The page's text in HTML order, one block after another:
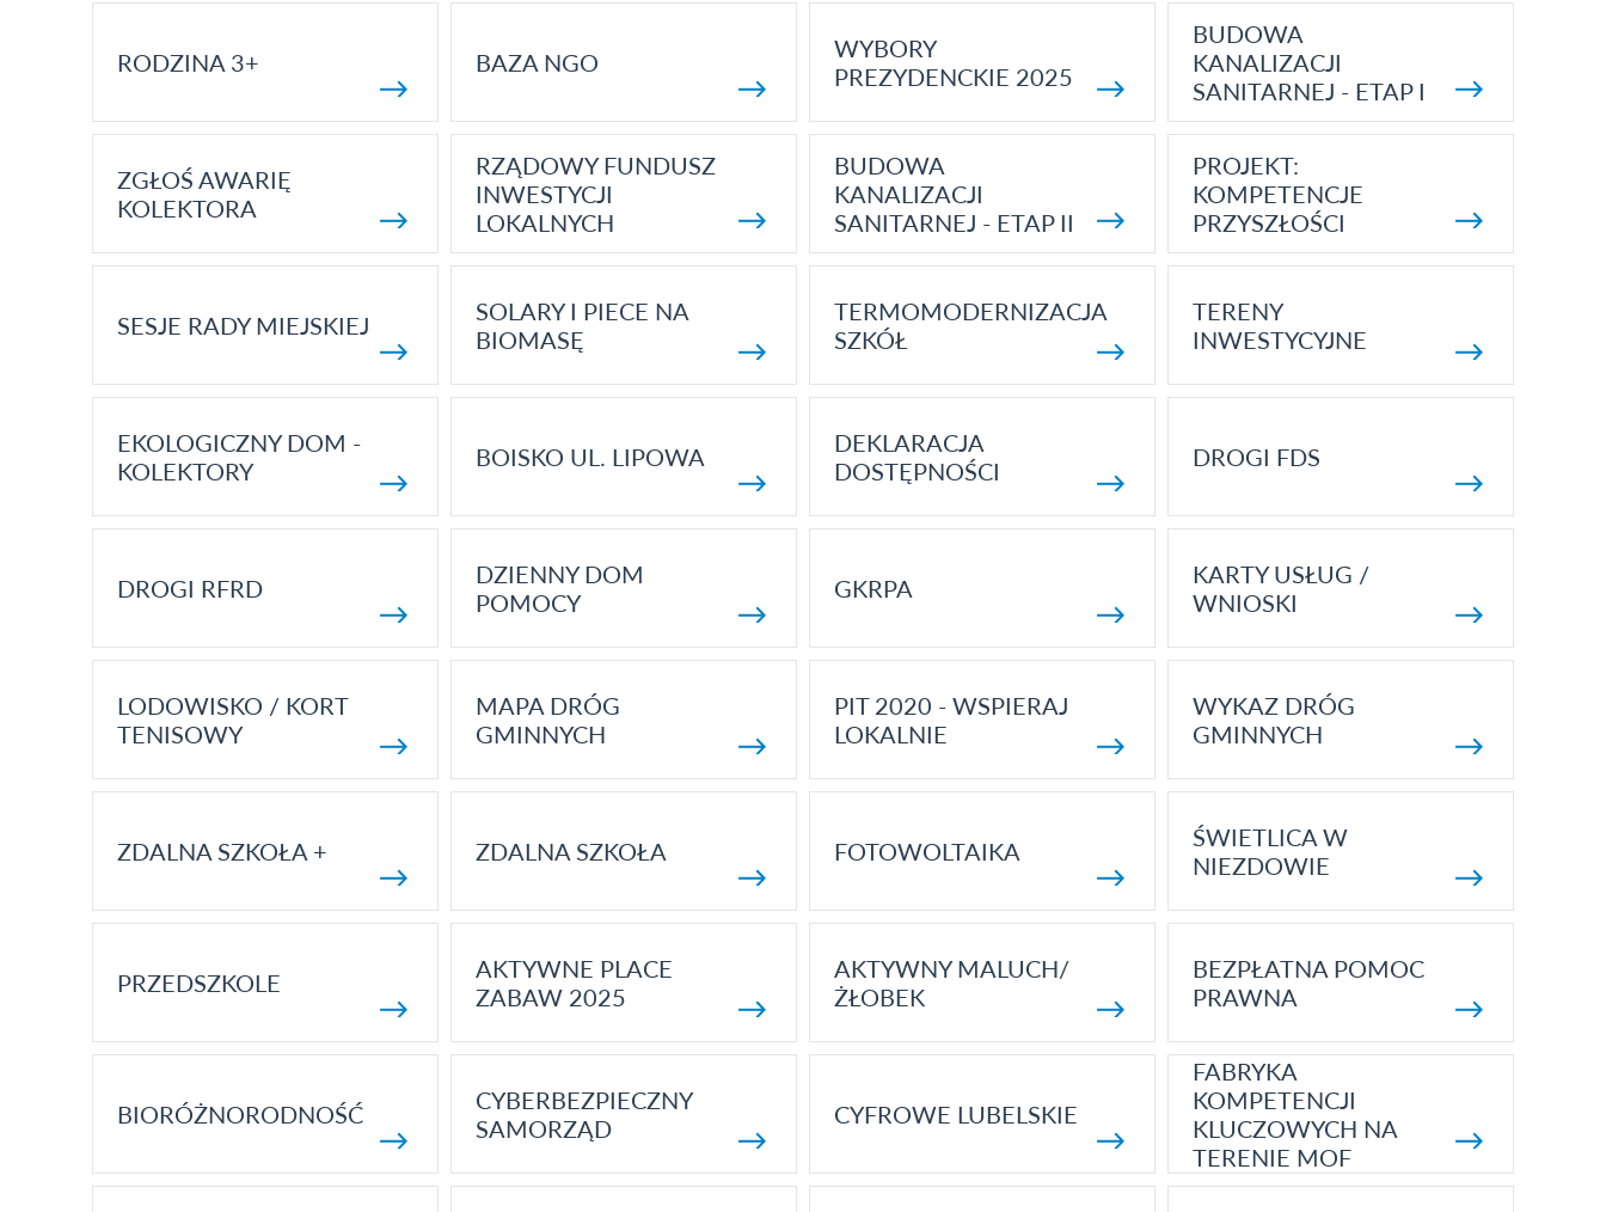
RODZINA 3+ BAZA NGO
WYBORY
PREZYDENCKIE 2025
BUDOWA
KANALIZACJI
SANITARNEJ - ETAP I
ZGŁOŚ AWARIĘ
KOLEKTORA
RZĄDOWY FUNDUSZ
INWESTYCJI
LOKALNYCH
BUDOWA
KANALIZACJI
SANITARNEJ - ETAP II
PROJEKT:
KOMPETENCJE
PRZYSZŁOŚCI
SESJE RADY MIEJSKIEJ
SOLARY I PIECE NA
BIOMASĘ
TERMOMODERNIZACJA
SZKÓŁ
TERENY
INWESTYCYJNE
EKOLOGICZNY DOM -
KOLEKTORY
BOISKO UL. LIPOWA
DEKLARACJA
DOSTĘPNOŚCI
DROGI FDS
DROGI RFRD
DZIENNY DOM
POMOCY
GKRPA
KARTY USŁUG /
WNIOSKI
LODOWISKO / KORT
TENISOWY
MAPA DRÓG
GMINNYCH
PIT 2020 - WSPIERAJ
LOKALNIE
WYKAZ DRÓG
GMINNYCH
ZDALNA SZKOŁA + ZDALNA SZKOŁA FOTOWOLTAIKA
ŚWIETLICA W
NIEZDOWIE
PRZEDSZKOLE
AKTYWNE PLACE
ZABAW 2025
AKTYWNY MALUCH/
ŻŁOBEK
BEZPŁATNA POMOC
PRAWNA
BIORÓŻNORODNOŚĆ
CYBERBEZPIECZNY
SAMORZĄD
CYFROWE LUBELSKIE
FABRYKA
KOMPETENCJI
KLUCZOWYCH NA
TERENIE MOF